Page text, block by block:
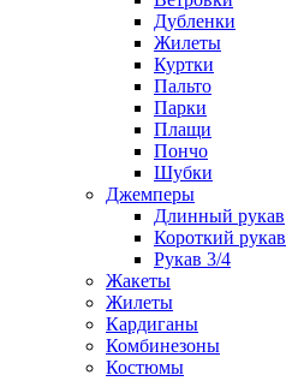
Дубленки
Жилеты
Куртки
Пальто
Парки
Плащи
Пончо
Шубки
Джемперы
Длинный рукав
Короткий рукав
Рукав 3/4
Жакеты
Жилеты
Кардиганы
Комбинезоны
Костюмы